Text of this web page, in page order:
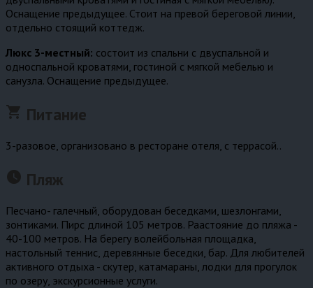
Оснащение предыдущее. Стоит на превой береговой линии,
отдельно стоящий коттедж.
Люкс 3-местный: состоит из спальни с двуспальной и
односпальной кроватями, гостиной с мягкой мебелью и
санузла. Оснащение предыдущее.
shopping_cart Питание
3-разовое, организовано в ресторане отеля, с террасой..
watch_later Пляж
Песчано- галечный, оборудован беседками, шезлонгами,
зонтиками. Пирс длиной 105 метров. Раастояние до пляжа -
40-100 метров. На берегу волейбольная площадка,
настольный теннис, деревянные беседки, бар. Для любителей
активного отдыха - скутер, катамараны, лодки для прогулок
по озеру, экскурсионные услуги.